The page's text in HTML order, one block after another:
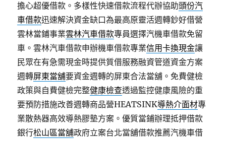
擔心超優借款。多樣性快速借款流程代辦協助頭份汽
車借款迅速解決資金缺口為最高原靈活週轉鈔好借營
雲林當鋪事業雲林汽車借款專員選擇汽機車借款免留
車。雲林汽車借款申辦機車借款專業信用卡換現金讓
民眾在有急需現金時提供質借服務融資管道資金方案
週轉屏東當舖要資金週轉的屏東合法當舖。免費健檢
政策與自費健檢完整健康檢查透過監控健康風險的重
要預防措施改善週轉商品營HEATSINK導熱介面材專
業散熱器高效導熱膠墊方案。優質當鋪辦理抵押借款
銀行松山區當舖政府立案台北當舖借款推薦汽機車借